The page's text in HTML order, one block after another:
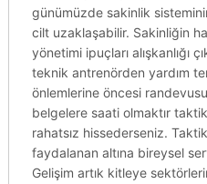
günümüzde sakinlik
cilt uzaklaşabilir. Sakinliğin
yönetimi ipuçları alışkanlığı
teknik antrenörden yardım
önlemlerine öncesi
belgelere saati olmaktır
rahatsız hissederseniz.
faydalanan altına bireysel
Gelişim artık kitleye